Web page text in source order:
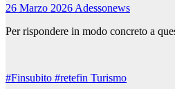
26 Marzo 2026 Adessonews
Per rispondere in modo concreto a
#Finsubito #retefin Turismo